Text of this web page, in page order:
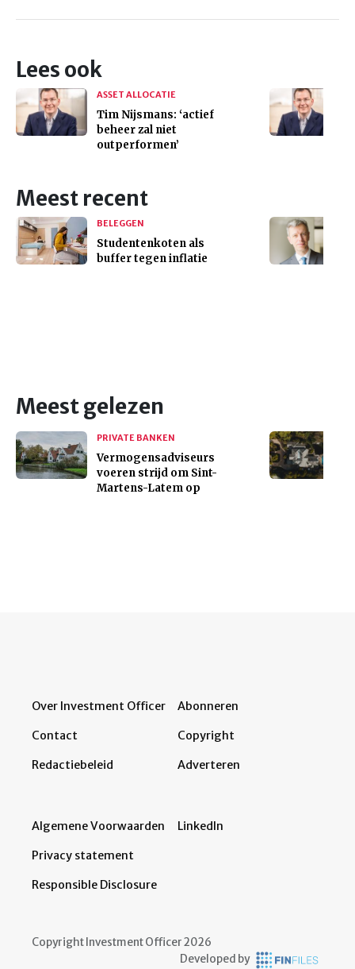
Lees ook
ASSET ALLOCATIE
Tim Nijsmans: ‘actief
beheer zal niet
outperformen’
Meest recent
BELEGGEN
Studentenkoten als
buffer tegen inflatie
Meest gelezen
PRIVATE BANKEN
Vermogensadviseurs
voeren strijd om Sint-
Martens-Latem op
Over Investment Officer
Contact
Redactiebeleid
Abonneren
Copyright
Adverteren
Algemene Voorwaarden
Privacy statement
Responsible Disclosure
LinkedIn
Copyright Investment Officer 2026
Developed by